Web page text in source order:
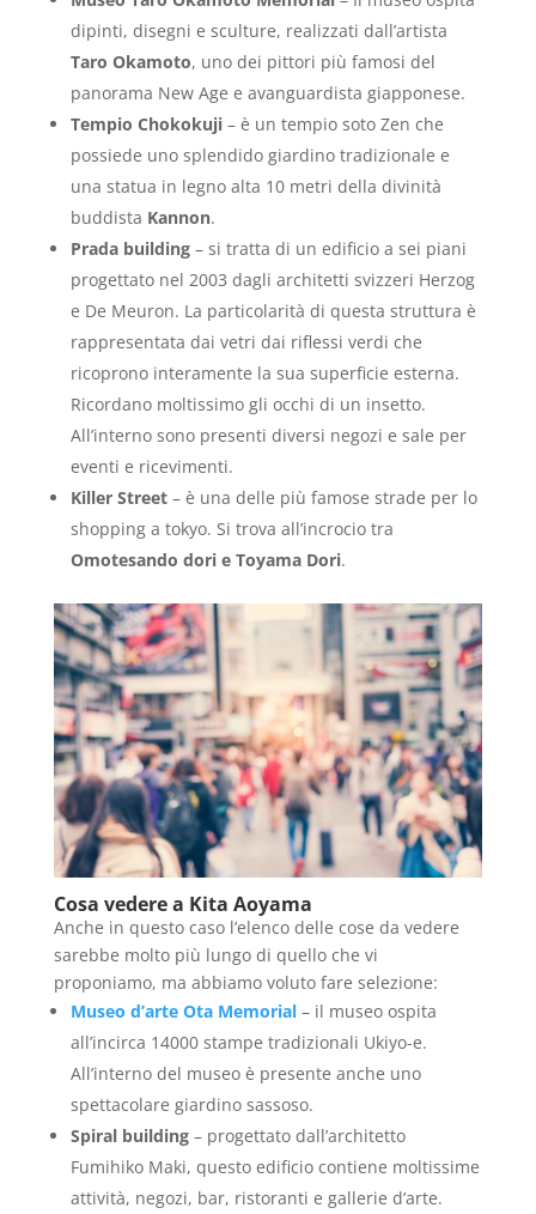
dipinti, disegni e sculture, realizzati dall’artista
Taro Okamoto, uno dei pittori più famosi del
panorama New Age e avanguardista giapponese.
Tempio Chokokuji– è un tempio soto Zen che
possiede uno splendido giardino tradizionale e
una statua in legno alta 10 metri della divinità
buddista Kannon.
Prada building– si tratta di un edificio a sei piani
progettato nel 2003 dagli architetti svizzeri Herzog
e De Meuron. La particolarità di questa struttura è
rappresentata dai vetri dai riflessi verdi che
ricoprono interamente la sua superficie esterna.
Ricordano moltissimo gli occhi di un insetto.
All’interno sono presenti diversi negozi e sale per
eventi e ricevimenti.
Killer Street– è una delle più famose strade per lo
shopping a tokyo. Si trova all’incrocio tra
Omotesando dori e Toyama Dori.
Cosa vedere a Kita Aoyama
Anche in questo caso l’elenco delle cose da vedere
sarebbe molto più lungo di quello che vi
proponiamo, ma abbiamo voluto fare selezione:
Museo d’arte Ota Memorial– il museo ospita
all’incirca 14000 stampe tradizionali Ukiyo-e.
All’interno del museo è presente anche uno
spettacolare giardino sassoso.
Spiral building– progettato dall’architetto
Fumihiko Maki, questo edificio contiene moltissime
attività, negozi, bar, ristoranti e gallerie d’arte.